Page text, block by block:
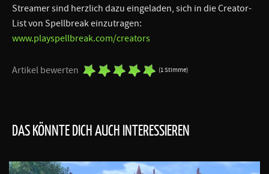
Streamer sind herzlich dazu eingeladen, sich in die Creator-
List von Spellbreak einzutragen:
www.playspellbreak.com/creators
Artikel bewerten (1 Stimme)
DAS KÖNNTE DICH AUCH INTERESSIEREN